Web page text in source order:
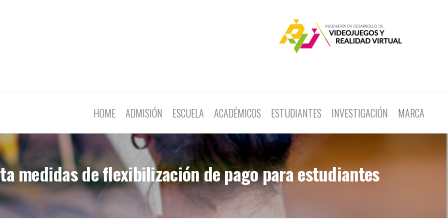
HOME ADMISIÓN ESCUELA ACADÉMICOS ESTUDIANTES INVESTIGACIÓN MARCA
medidas de flexibilización de pago para estudiantes